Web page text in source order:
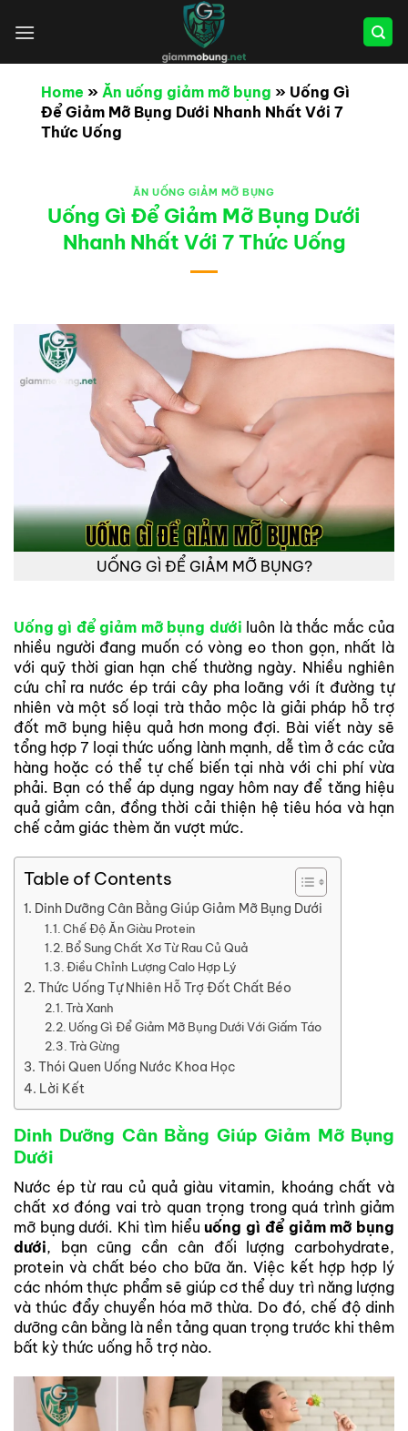
qua
Home » Ăn uống giảm mỡ bụng » Uống Gì
Để Giảm Mỡ Bụng Dưới Nhanh Nhất Với 7
Thức Uống
ĂN UỐNG GIẢM MỠ BỤNG
Uống Gì Để Giảm Mỡ Bụng Dưới
Nhanh Nhất Với 7 Thức Uống
UỐNG GÌ ĐỂ GIẢM MỠ BỤNG?
Uống gì để giảm mỡ bụng dưới luôn là thắc mắc của
nhiều người đang muốn có vòng eo thon gọn, nhất là
với quỹ thời gian hạn chế thường ngày. Nhiều nghiên
cứu chỉ ra nước ép trái cây pha loãng với ít đường tự
nhiên và một số loại trà thảo mộc là giải pháp hỗ trợ
đốt mỡ bụng hiệu quả hơn mong đợi. Bài viết này sẽ
tổng hợp 7 loại thức uống lành mạnh, dễ tìm ở các cửa
hàng hoặc có thể tự chế biến tại nhà với chi phí vừa
phải. Bạn có thể áp dụng ngay hôm nay để tăng hiệu
quả giảm cân, đồng thời cải thiện hệ tiêu hóa và hạn
chế cảm giác thèm ăn vượt mức.
Table of Contents
Dinh Dưỡng Cân Bằng Giúp Giảm Mỡ Bụng Dưới
Chế Độ Ăn Giàu Protein
Bổ Sung Chất Xơ Từ Rau Củ Quả
Điều Chỉnh Lượng Calo Hợp Lý
Thức Uống Tự Nhiên Hỗ Trợ Đốt Chất Béo
Trà Xanh
Uống Gì Để Giảm Mỡ Bụng Dưới Với Giấm Táo
Trà Gừng
Thói Quen Uống Nước Khoa Học
Lời Kết
Dinh Dưỡng Cân Bằng Giúp Giảm Mỡ Bụng
Dưới
Nước ép từ rau củ quả giàu vitamin, khoáng chất và
chất xơ đóng vai trò quan trọng trong quá trình giảm
mỡ bụng dưới. Khi tìm hiểu uống gì để giảm mỡ bụng
dưới, bạn cũng cần cân đối lượng carbohydrate,
protein và chất béo cho bữa ăn. Việc kết hợp hợp lý
các nhóm thực phẩm sẽ giúp cơ thể duy trì năng lượng
và thúc đẩy chuyển hóa mỡ thừa. Do đó, chế độ dinh
dưỡng cân bằng là nền tảng quan trọng trước khi thêm
bất kỳ thức uống hỗ trợ nào.